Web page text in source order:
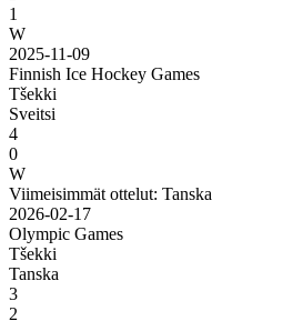
1
W
2025-11-09
Finnish Ice Hockey Games
Tšekki
Sveitsi
4
0
W
Viimeisimmät ottelut: Tanska
2026-02-17
Olympic Games
Tšekki
Tanska
3
2